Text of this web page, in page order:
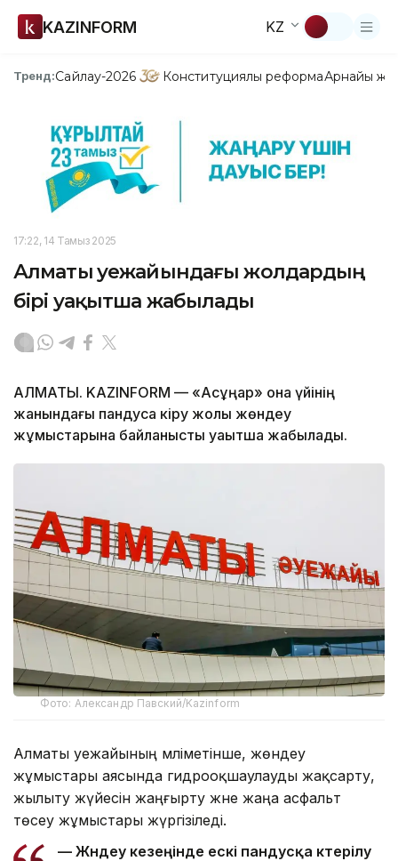
KAZINFORM KZ
Тренд:Сайлау-2026 Конституциялық реформаАрнайы
17:22, 14 Тамыз 2025
Алматы әуежайындағы жолдардың
бірі уақытша жабылады
АЛМАТЫ. KAZINFORM — «Ақсұңқар» қонақ үйінің
жанындағы пандусқа кіру жолы жөндеу
жұмыстарына байланысты уақытша жабылады.
Фото: Александр Павский/Kazinform
Алматы әуежайының мәліметінше, жөндеу
жұмыстары аясында гидрооқшаулауды жақсарту,
жылыту жүйесін жаңғырту және жаңа асфальт
төсеу жұмыстары жүргізіледі.
— Жөндеу кезеңінде ескі пандусқа көтерілу